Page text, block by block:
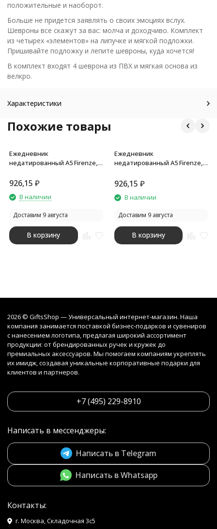
положительные и наоборот.
Больше не придется заявлять о своих эмоциях вслух.
Шевроны все скажут за вас: молча и доходчиво. Комплект
из четырех «элементов» на липучке и мягкой подложки.
Пришивайте подложку и лепите шевроны, куда хочется!
В комплект входят 4 шеврона из ПВХ и мягкая основа из
велкро.
Характеристики
Похожие товары
Ежедневник
недатированный А5 Firenze,
926,15 ₽
В наличии
Доставим 9 августа
В корзину
Ежедневник
недатированный А5 Firenze,
926,15 ₽
В наличии
Доставим 9 августа
В корзину
2026 © GiftsShop — Универсальный интернет-магазин. Наша
компания занимается поставкой бизнес-подарков и сувениров
с нанесением логотипа, предлагая широкий ассортимент
продукции: от брендированных ручек и кружек до
премиальных аксессуаров. Мы помогаем компаниям укреплять
их имидж, создавая уникальные корпоративные подарки для
клиентов и партнеров.
+7 (495) 229-8910
Написать в мессенджеры:
Написать в Telegram
Написать в Whatsapp
Контакты:
г. Москва, Складочная 3с5